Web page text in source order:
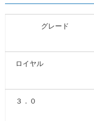
グレード
ロイヤル
３．０